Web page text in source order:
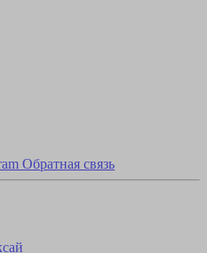
Обратная связь